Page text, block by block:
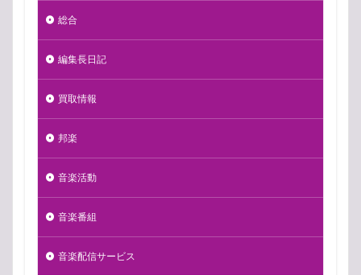
総合
編集長日記
買取情報
邦楽
音楽活動
音楽番組
音楽配信サービス